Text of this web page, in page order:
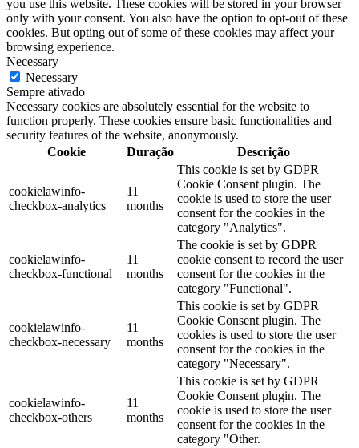
you use this website. These cookies will be stored in your browser
only with your consent. You also have the option to opt-out of these
cookies. But opting out of some of these cookies may affect your
browsing experience.
Necessary
Necessary
Sempre ativado
Necessary cookies are absolutely essential for the website to
function properly. These cookies ensure basic functionalities and
security features of the website, anonymously.
Cookie
Duração Descrição
cookielawinfo-
checkbox-analytics
11
months
This cookie is set by GDPR
Cookie Consent plugin. The
cookie is used to store the user
consent for the cookies in the
category "Analytics".
cookielawinfo-
checkbox-functional
11
months
The cookie is set by GDPR
cookie consent to record the user
consent for the cookies in the
category "Functional".
cookielawinfo-
checkbox-necessary
11
months
This cookie is set by GDPR
Cookie Consent plugin. The
cookies is used to store the user
consent for the cookies in the
category "Necessary".
cookielawinfo-
checkbox-others
11
months
This cookie is set by GDPR
Cookie Consent plugin. The
cookie is used to store the user
consent for the cookies in the
category "Other.